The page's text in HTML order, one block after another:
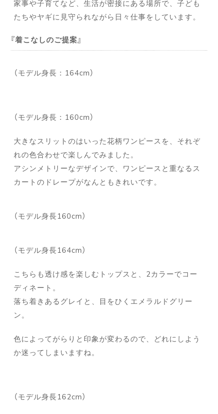
家事や子育てなど、生活が密接にある場所で、子ども
たちやヤギに見守られながら日々仕事をしています。
着こなしのご提案
（モデル身長：164cm）
（モデル身長：160cm）
大きなスリットのはいった花柄ワンピースを、それぞ
れの色合わせで楽しんでみました。
アシンメトリーなデザインで、ワンピースと重なるス
カートのドレープがなんともきれいです。
（モデル身長160cm）
（モデル身長164cm）
こちらも透け感を楽しむトップスと、2カラーでコー
ディネート。
落ち着きあるグレイと、目をひくエメラルドグリー
ン。
色によってがらりと印象が変わるので、どれにしよう
か迷ってしまいますね。
（モデル身長162cm）